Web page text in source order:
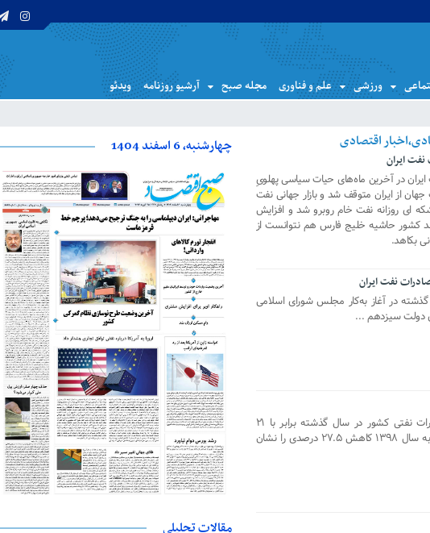
ورزشی علم و فناوری مجله صبح آرشیو روزنامه ویدئو
ایران
در آخرین ماه‌های حیات سیاسی پهلویِ
صادرات 10 درصد نفت جهان از ایران متوقف شد و بازار جهانی نفت
پنج میلیون و 500 هزار بشکه ای روزانه نفت خام روبرو شد و افزایش
کشور حاشیه خلیج فارس هم نتوانست از
بکاهد.
نفت ایران
در آغاز به‌کار مجلس شورای اسلامی
دولت سیزدهم ...
بر اساس اعلام بانک مرکزی، ارزش صادرات نفتی کشور در سال گذشته برابر با ۲۱
میلیارد و ۴۳ میلیون دلار بود که نسبت به سال ۱۳۹۸ کاهش ۲۷.۵ درصدی را نشان
چهارشنبه، 6 اسفند 1404
مقالات تحلیلی